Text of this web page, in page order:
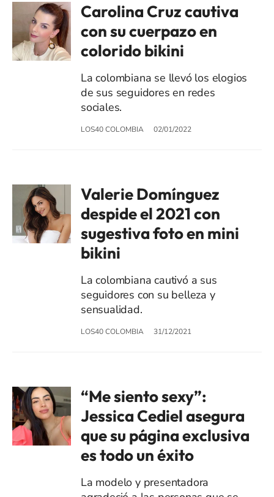
Carolina Cruz cautiva
con su cuerpazo en
colorido bikini
La colombiana se llevó los elogios
de sus seguidores en redes
sociales.
LOS40 COLOMBIA 02/01/2022
Valerie Domínguez
despide el 2021 con
sugestiva foto en mini
bikini
La colombiana cautivó a sus
seguidores con su belleza y
sensualidad.
LOS40 COLOMBIA 31/12/2021
“Me siento sexy”:
Jessica Cediel asegura
que su página exclusiva
es todo un éxito
La modelo y presentadora